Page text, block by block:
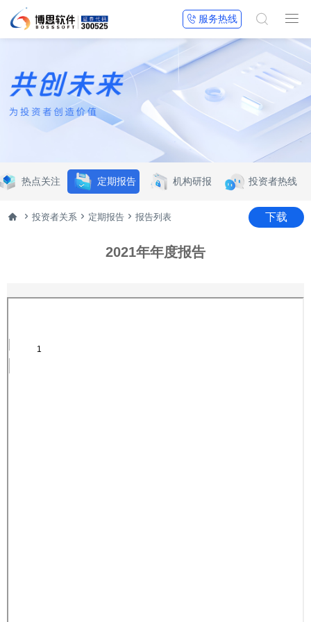

 服务热线 
热点关注 定期报告 机构研报 投资者热线
  投资者关系  定期报告  报告列表
2021年年度报告
下载